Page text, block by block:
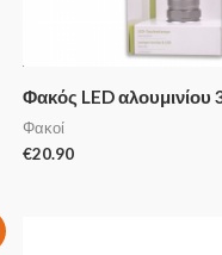
Φακός LED αλουμινίου
Φακοί
€20.90